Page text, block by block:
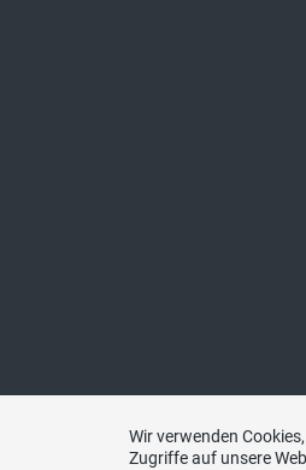
Wir verwenden
Zugriffe auf unsere